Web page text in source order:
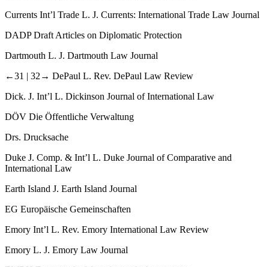
Currents Int’l Trade L. J. Currents: International Trade Law Journal
DADP Draft Articles on Diplomatic Protection
Dartmouth L. J. Dartmouth Law Journal
←31 | 32→ DePaul L. Rev. DePaul Law Review
Dick. J. Int’l L. Dickinson Journal of International Law
DÖV Die Öffentliche Verwaltung
Drs. Drucksache
Duke J. Comp. & Int’l L. Duke Journal of Comparative and
International Law
Earth Island J. Earth Island Journal
EG Europäische Gemeinschaften
Emory Int’l L. Rev. Emory International Law Review
Emory L. J. Emory Law Journal